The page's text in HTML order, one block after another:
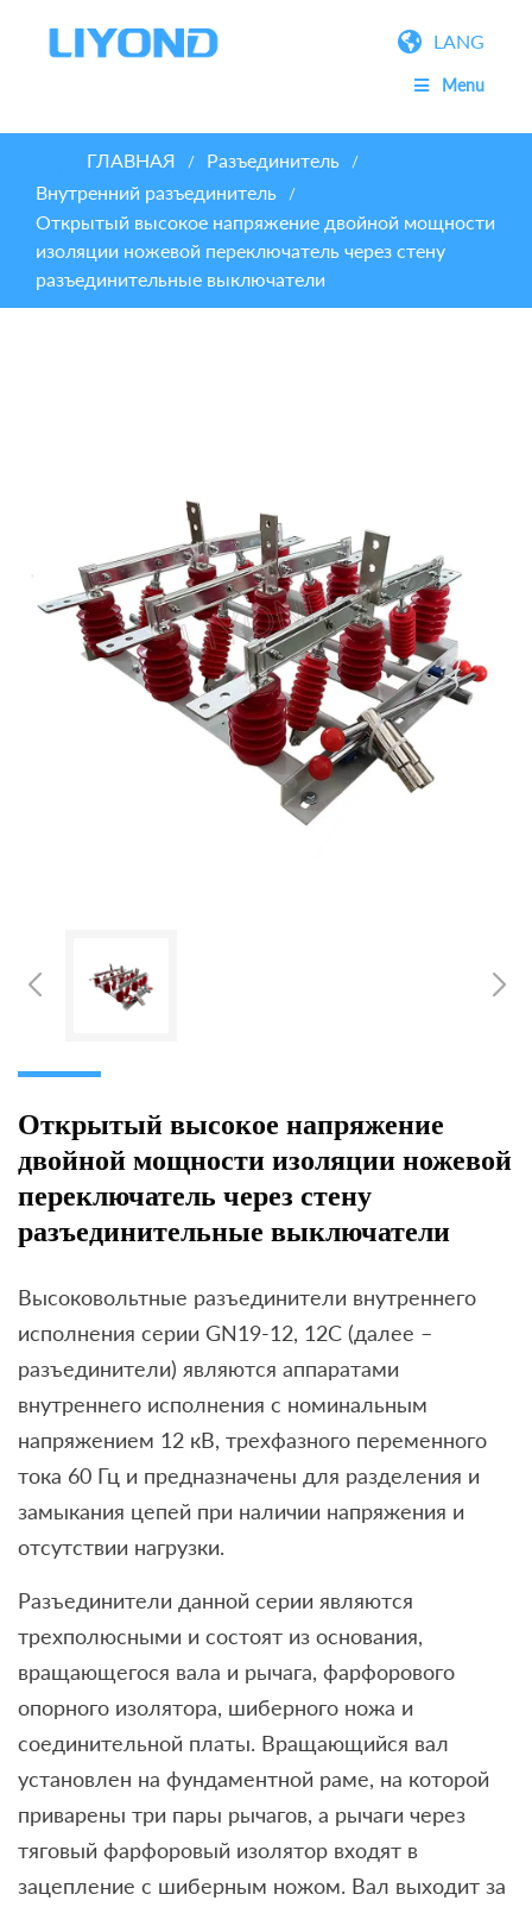
LANG
Menu
ГЛАВНАЯ / Разъединитель /
Внутренний разъединитель /
Открытый высокое напряжение двойной мощности
изоляции ножевой переключатель через стену
разъединительные выключатели
Открытый высокое напряжение
двойной мощности изоляции ножевой
переключатель через стену
разъединительные выключатели
Высоковольтные разъединители внутреннего
исполнения серии GN19-12, 12C (далее –
разъединители) являются аппаратами
внутреннего исполнения с номинальным
напряжением 12 кВ, трехфазного переменного
тока 60 Гц и предназначены для разделения и
замыкания цепей при наличии напряжения и
отсутствии нагрузки.
Разъединители данной серии являются
трехполюсными и состоят из основания,
вращающегося вала и рычага, фарфорового
опорного изолятора, шиберного ножа и
соединительной платы. Вращающийся вал
установлен на фундаментной раме, на которой
приварены три пары рычагов, а рычаги через
тяговый фарфоровый изолятор входят в
зацепление с шиберным ножом. Вал выходит за